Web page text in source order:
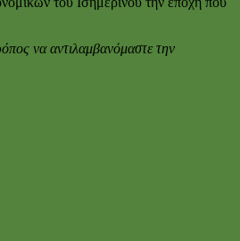
να αντιλαμβανόμαστε την